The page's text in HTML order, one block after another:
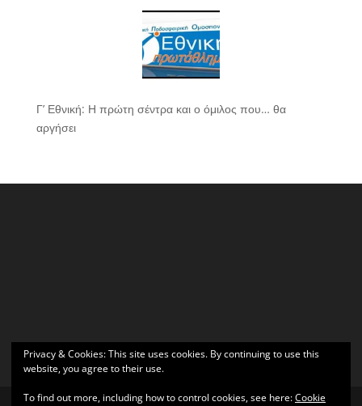
Γ’ Εθνική: Η πρώτη σέντρα και ο όμιλος που… θα
αργήσει
Privacy & Cookies: This site uses cookies. By continuing to use this
website, you agree to their use.
To find out more, including how to control cookies, see here:Cookie